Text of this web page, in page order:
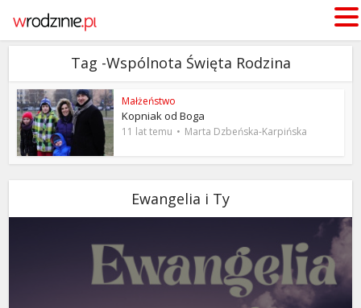
Tag -Wspólnota Święta Rodzina
Małżeństwo
Kopniak od Boga
11 lat temu Marta Dzbeńska-Karpińska
Ewangelia i Ty